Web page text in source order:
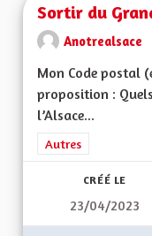
Sortir du
Anotrealsace
Mon Code postal
proposition :
l’Alsace...
Filtrer les résultats
Autres
CRÉÉ LE
23/04/2023